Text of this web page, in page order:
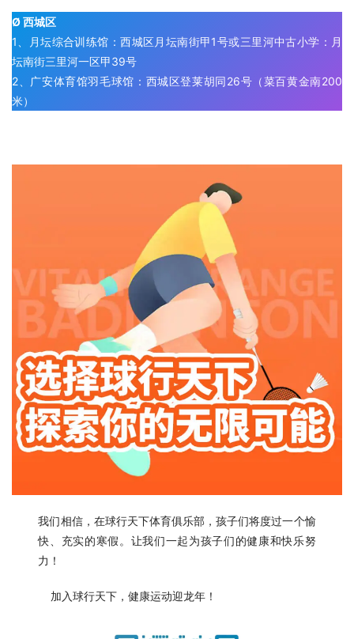
Ø 西城区
1、月坛综合训练馆：西城区月坛南街甲1号或三里河中古小学：月
坛南街三里河一区甲39号
2、广安体育馆羽毛球馆：西城区登莱胡同26号（菜百黄金南200
米）
我们相信，在球行天下体育俱乐部，孩子们将度过一个愉
快、充实的寒假。让我们一起为孩子们的健康和快乐努
力！
加入球行天下，健康运动迎龙年！